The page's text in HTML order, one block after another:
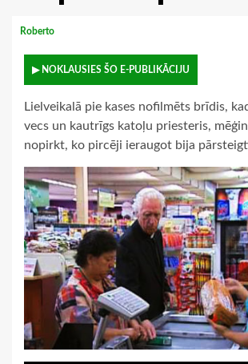
Roberto
▶ NOKLAUSIES ŠO E-PUBLIKĀCIJU
Lielveikalā pie kases nofilmēts brīdis,
vecs un kautrīgs katoļu priesteris,
nopirkt, ko pircēji ieraugot bija